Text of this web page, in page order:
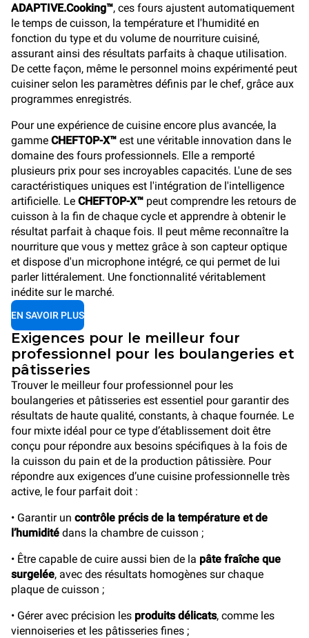
ADAPTIVE.Cooking™, ces fours ajustent automatiquement
le temps de cuisson, la température et l'humidité en
fonction du type et du volume de nourriture cuisiné,
assurant ainsi des résultats parfaits à chaque utilisation.
De cette façon, même le personnel moins expérimenté peut
cuisiner selon les paramètres définis par le chef, grâce aux
programmes enregistrés.
Pour une expérience de cuisine encore plus avancée, la
gamme CHEFTOP-X™ est une véritable innovation dans le
domaine des fours professionnels. Elle a remporté
plusieurs prix pour ses incroyables capacités. L'une de ses
caractéristiques uniques est l'intégration de l'intelligence
artificielle. Le CHEFTOP-X™ peut comprendre les retours de
cuisson à la fin de chaque cycle et apprendre à obtenir le
résultat parfait à chaque fois. Il peut même reconnaître la
nourriture que vous y mettez grâce à son capteur optique
et dispose d'un microphone intégré, ce qui permet de lui
parler littéralement. Une fonctionnalité véritablement
inédite sur le marché.
EN SAVOIR PLUS
Exigences pour le meilleur four
professionnel pour les boulangeries et
pâtisseries
Trouver le meilleur four professionnel pour les
boulangeries et pâtisseries est essentiel pour garantir des
résultats de haute qualité, constants, à chaque fournée. Le
four mixte idéal pour ce type d’établissement doit être
conçu pour répondre aux besoins spécifiques à la fois de
la cuisson du pain et de la production pâtissière. Pour
répondre aux exigences d’une cuisine professionnelle très
active, le four parfait doit :
• Garantir un contrôle précis de la température et de
l’humidité dans la chambre de cuisson ;
• Être capable de cuire aussi bien de la pâte fraîche que
surgelée, avec des résultats homogènes sur chaque
plaque de cuisson ;
• Gérer avec précision les produits délicats, comme les
viennoiseries et les pâtisseries fines ;